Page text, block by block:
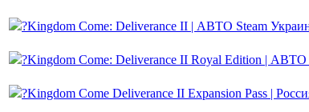
?Kingdom Come: Deliverance II | АВТО Steam
?Kingdom Come: Deliverance II Royal Edition |
?Kingdom Come Deliverance II Expansion Pass |